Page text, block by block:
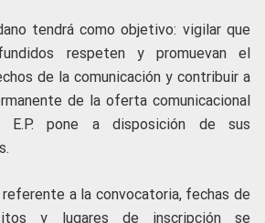
tendrá como objetivo: vigilar que
respeten y promuevan el
de la comunicación y contribuir a
de la oferta comunicacional
E.P. pone a disposición de sus
a la convocatoria, fechas de
y lugares de inscripción se